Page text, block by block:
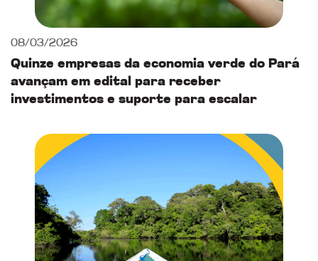
08/03/2026
Quinze empresas da economia verde do Pará
avançam em edital para receber
investimentos e suporte para escalar